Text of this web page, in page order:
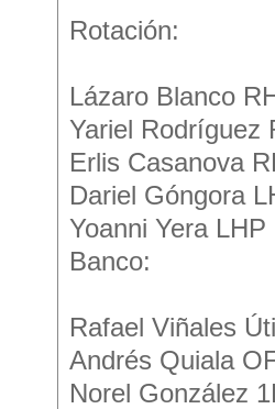
Rotación:
Lázaro Blanco
Yariel Rodríguez
Erlis Casanova
Dariel Góngora
Yoanni Yera LHP
Banco:
Rafael Viñales
Andrés Quiala
Norel González